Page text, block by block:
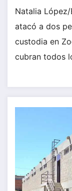
Natalia
atacó a dos
custodia en
cubran todos